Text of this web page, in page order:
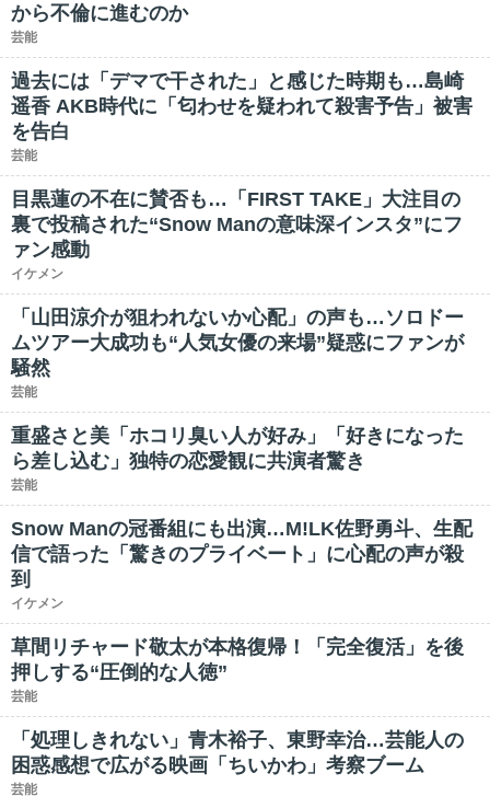
から不倫に進むのか
芸能
過去には「デマで干された」と感じた時期も…島崎
遥香 AKB時代に「匂わせを疑われて殺害予告」被害
を告白
芸能
目黒蓮の不在に賛否も…「FIRST TAKE」大注目の
裏で投稿された“Snow Manの意味深インスタ”にフ
ァン感動
イケメン
「山田涼介が狙われないか心配」の声も…ソロドー
ムツアー大成功も“人気女優の来場”疑惑にファンが
騒然
芸能
重盛さと美「ホコリ臭い人が好み」「好きになった
ら差し込む」独特の恋愛観に共演者驚き
芸能
Snow Manの冠番組にも出演…M!LK佐野勇斗、生配
信で語った「驚きのプライベート」に心配の声が殺
到
イケメン
草間リチャード敬太が本格復帰！「完全復活」を後
押しする“圧倒的な人徳”
芸能
「処理しきれない」青木裕子、東野幸治…芸能人の
困惑感想で広がる映画「ちいかわ」考察ブーム
芸能